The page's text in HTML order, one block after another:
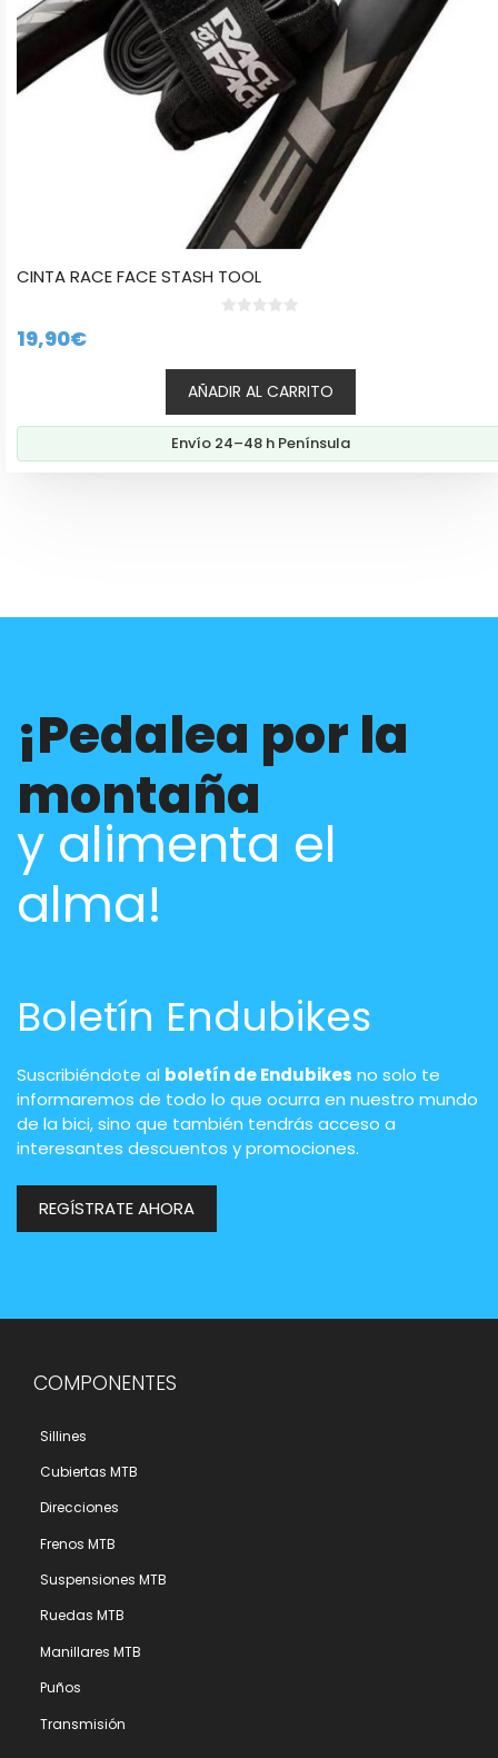
CINTA RACE FACE STASH TOOL
19,90€
AÑADIR AL CARRITO
Envío 24–48 h Península
¡Pedalea por la
montaña
y alimenta el
alma!
Boletín Endubikes
Suscribiéndote al boletín de Endubikes no solo te
informaremos de todo lo que ocurra en nuestro mundo
de la bici, sino que también tendrás acceso a
interesantes descuentos y promociones.
REGÍSTRATE AHORA
COMPONENTES
Sillines
Cubiertas MTB
Direcciones
Frenos MTB
Suspensiones MTB
Ruedas MTB
Manillares MTB
Puños
Transmisión